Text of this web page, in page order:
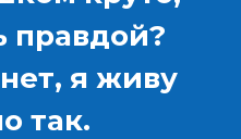
правдой?
я живу
так.